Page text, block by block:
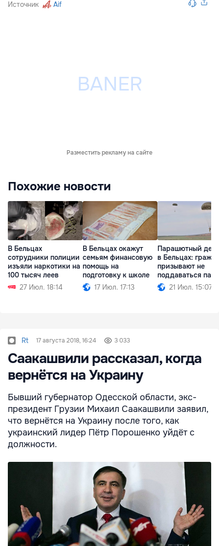
Источник Aif
Разместить рекламу на сайте
Похожие новости
В Бельцах
сотрудники полиции
изъяли наркотики на
100 тысяч леев
27 Июл. 18:14
В Бельцах окажут
семьям финансовую
помощь на
подготовку к школе
17 Июл. 17:13
Парашютный
в Бельцах:
призывают не
поддаваться
21 Июл. 15:07
Rt 17 августа 2018, 16:24 3 033
Саакашвили рассказал, когда
вернётся на Украину
Бывший губернатор Одесской области, экс-
президент Грузии Михаил Саакашвили заявил,
что вернётся на Украину после того, как
украинский лидер Пётр Порошенко уйдёт с
должности.